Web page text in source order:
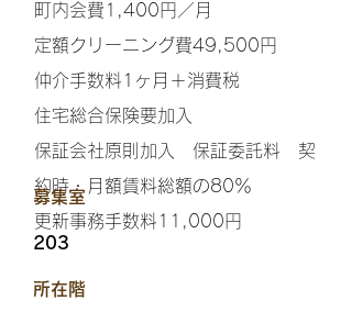
町内会費1,400円／月
定額クリーニング費49,500円
仲介手数料1ヶ月＋消費税
住宅総合保険要加入
保証会社原則加入 保証委託料 契
約時・月額賃料総額の80％
更新事務手数料11,000円
​募集室
203
​所在階